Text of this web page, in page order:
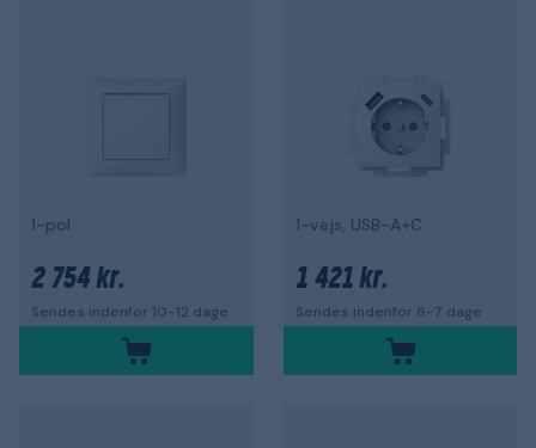
1-pol
2 754 kr.
Sendes indenfor 10-12 dage
1-vejs, USB-A+C
1 421 kr.
Sendes indenfor 6-7 dage